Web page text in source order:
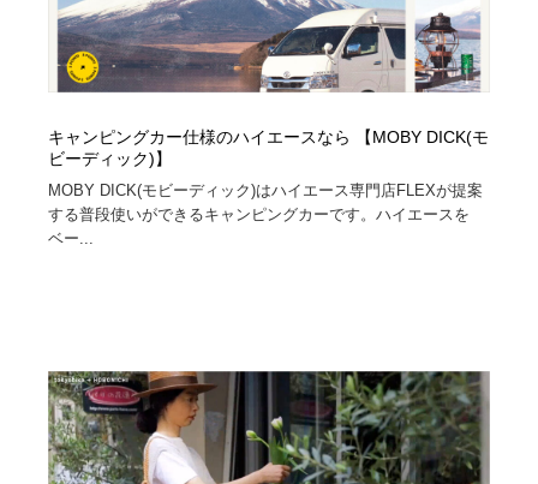
キャンピングカー仕様のハイエースなら 【MOBY DICK(モ
ビーディック)】
MOBY DICK(モビーディック)はハイエース専門店FLEXが提案
する普段使いができるキャンピングカーです。ハイエースを
ベー...